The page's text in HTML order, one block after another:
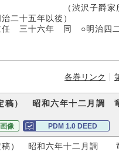
帳 （渋沢子爵家
五年以後）
任 三十六年 同 ○明治四
各巻リンク
稿） 昭和六年十二月調
像 PDM 1.0 DEED
稿） 昭和六年十二月調